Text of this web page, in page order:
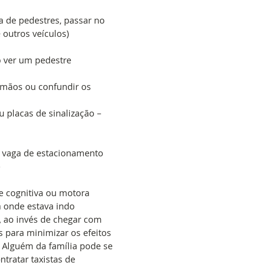
pedestres, passar no
veículos)
ver um pedestre
ou confundir os
placas de sinalização –
de estacionamento
cognitiva ou motora
estava indo
invés de chegar com
para minimizar os efeitos
da família pode se
taxistas de